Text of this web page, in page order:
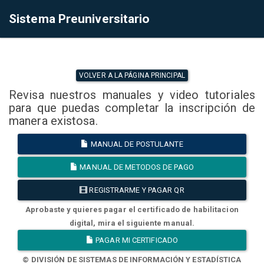
Sistema Preuniversitario
VOLVER A LA PÁGINA PRINCIPAL
Revisa nuestros manuales y video tutoriales
para que puedas completar la inscripción de
manera existosa.
MANUAL DE POSTULANTE
MANUAL DE METODOS DE PAGO
REGISTRARME Y PAGAR QR
Aprobaste y quieres pagar el certificado de habilitacion
digital, mira el siguiente manual.
PAGAR MI CERTIFICADO
© DIVISIÓN DE SISTEMAS DE INFORMACIÓN Y ESTADÍSTICA